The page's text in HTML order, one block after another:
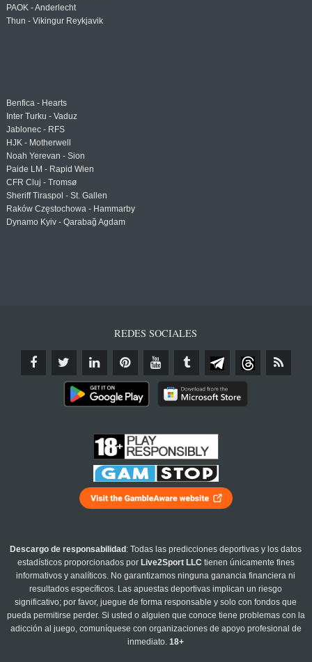
PAOK - Anderlecht
Thun - Vikingur Reykjavik
Benfica - Hearts
Inter Turku - Vaduz
Jablonec - RFS
HJK - Motherwell
Noah Yerevan - Sion
Paide LM - Rapid Wien
CFR Cluj - Tromsø
Sheriff Tiraspol - St. Gallen
Raków Częstochowa - Hammarby
Dynamo Kyiv - Qarabağ Agdam
REDES SOCIALES
Descargo de responsabilidad : Todas las predicciones deportivas y los datos
estadísticos proporcionados por Live2Sport LLC tienen únicamente fines
informativos y analíticos. No garantizamos ninguna ganancia financiera ni
resultados específicos. Las apuestas deportivas implican un riesgo
significativo; por favor, juegue de forma responsable y solo con fondos que
pueda permitirse perder. Si usted o alguien que conoce tiene problemas con la
adicción al juego, comuníquese con organizaciones de apoyo profesional de
inmediato.18+